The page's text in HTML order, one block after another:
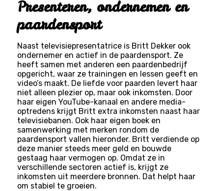
Presenteren, ondernemen en
paardensport
Naast televisiepresentatrice is Britt Dekker ook
ondernemer en actief in de paardensport. Ze
heeft samen met anderen een paardenbedrijf
opgericht, waar ze trainingen en lessen geeft en
video’s maakt. De liefde voor paarden levert haar
niet alleen plezier op, maar ook inkomsten. Door
haar eigen YouTube-kanaal en andere media-
optredens krijgt Britt extra inkomsten naast haar
televisiebanen. Ook haar eigen boek en
samenwerking met merken rondom de
paardensport vallen hieronder. Britt verdiende op
deze manier steeds meer geld en bouwde
gestaag haar vermogen op. Omdat ze in
verschillende sectoren actief is, krijgt ze
inkomsten uit meerdere bronnen. Dat helpt haar
om stabiel te groeien.